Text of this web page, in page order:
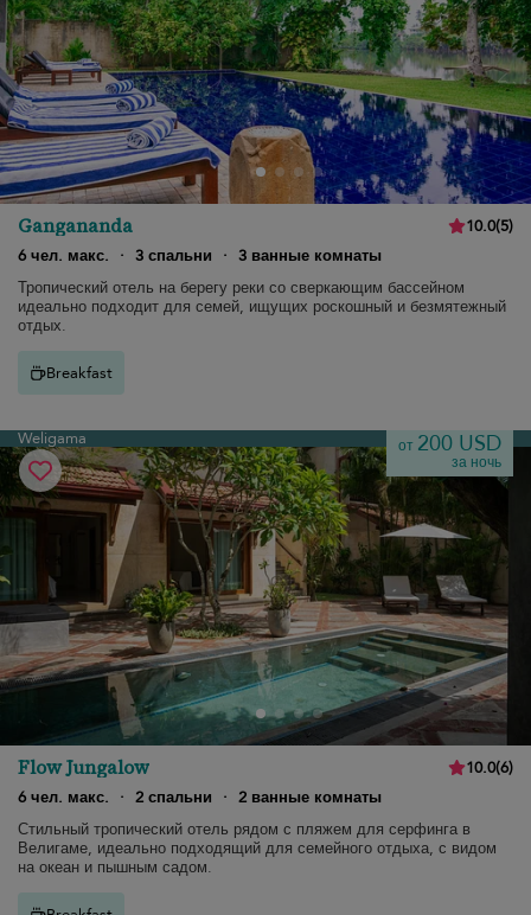
Gangananda 10.0(5)
6 чел. макс.
· 3 спальни · 3 ванные комнаты
Тропический отель на берегу реки со сверкающим бассейном
идеально подходит для семей, ищущих роскошный и безмятежный
отдых.
Breakfast
Weligama от 200 USD
за ночь
Flow Jungalow 10.0(6)
6 чел. макс.
· 2 спальни · 2 ванные комнаты
Стильный тропический отель рядом с пляжем для серфинга в
Велигаме, идеально подходящий для семейного отдыха, с видом
на океан и пышным садом.